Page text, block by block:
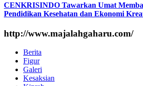
CENKRISINDO Tawarkan Umat
Pendidikan Kesehatan dan Ekonomi
http://www.majalahgaharu.com/
Berita
Figur
Galeri
Kesaksian